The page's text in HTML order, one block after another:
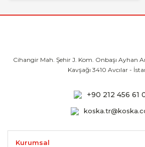
Cihangir Mah. Şehir J. Kom. Onbaşı Ayhan
Kavşağı 3410 Avcılar -
+90 212 456 61
Kurumsal